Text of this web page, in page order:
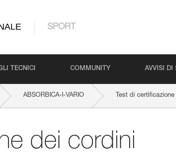
SPORT
TECNICI COMMUNITY AVVISI DI
ABSORBICA-I-VARIO Test di
dei cordini